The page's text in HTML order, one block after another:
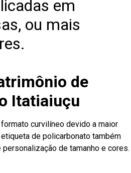
em
ou mais
de
Itatiaiuçu
curvilíneo devido a maior
de policarbonato também
de tamanho e cores.